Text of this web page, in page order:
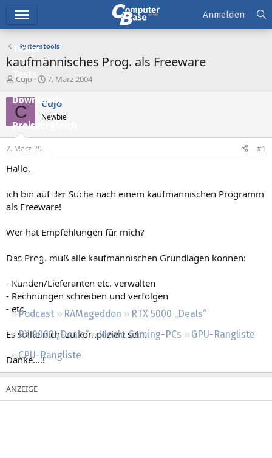
Ticker
Tests
Downloads
Preisvergleich
Forum
Aktuelles
Empfohlene Inhalte
Neueste Aktivitäten
Leserartikel
Regeln
Podcast RAMageddon
RTX 5000 „Deals“
RX 9000 „Deals“
Ideale Gaming-PCs
GPU-Rangliste
CPU-Rangliste
Anmelden
Systemtools
kaufmännisches Prog. als Freeware
E
s
t
e
l
e
r
Cujo
E
s
e
t
7. März 2004
C Cujo
Newbie
7. März 2004 #1
Hallo,
ich bin auf der Suche nach einem kaufmännischen Programm
als Freeware!
Wer hat Empfehlungen für mich?
Das Prog. muß alle kaufmännischen Grundlagen können:
- Kunden/Lieferanten etc. verwalten
- Rechnungen schreiben und verfolgen
- etc.
Es sollte nicht zu kompliziert sein.
Danke....!